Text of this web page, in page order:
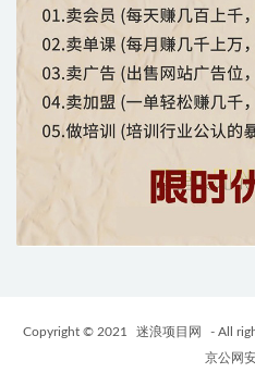
Copyright © 2021 迷浪项目网 - All
京公网